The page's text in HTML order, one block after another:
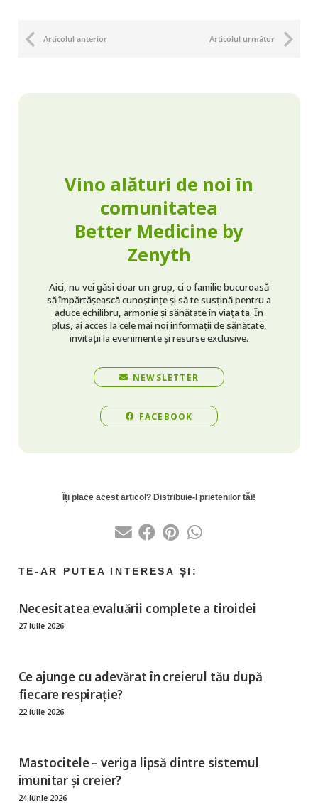
Necesitatea evaluării complete a tiroidei
27 iulie 2026
Ce ajunge cu adevărat în creierul tău după
fiecare respirație?
22 iulie 2026
Mastocitele – veriga lipsă dintre sistemul
imunitar și creier?
24 iunie 2026
Articolul anterior Articolul următor
Vino alături de noi în
comunitatea
Better Medicine by
Zenyth
Aici, nu vei găsi doar un grup, ci o familie bucuroasă
să împărtășească cunoștințe și să te susțină pentru a
aduce echilibru, armonie și sănătate în viața ta. În
plus, ai acces la cele mai noi informații de sănătate,
invitații la evenimente și resurse exclusive.
NEWSLETTER
FACEBOOK